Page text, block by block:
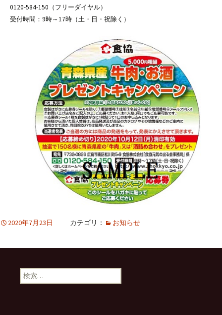
0120-584-150（フリーダイヤル）
受付時間：9時～17時（土・日・祝除く）
2020年7月23日 カテゴリ： お知らせ
検
索: